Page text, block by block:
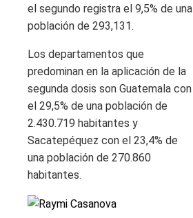
el segundo registra el 9,5% de una
población de 293,131.
Los departamentos que
predominan en la aplicación de la
segunda dosis son Guatemala con
el 29,5% de una población de
2.430.719 habitantes y
Sacatepéquez con el 23,4% de
una población de 270.860
habitantes.